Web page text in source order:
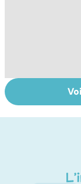
La
pulmonaire